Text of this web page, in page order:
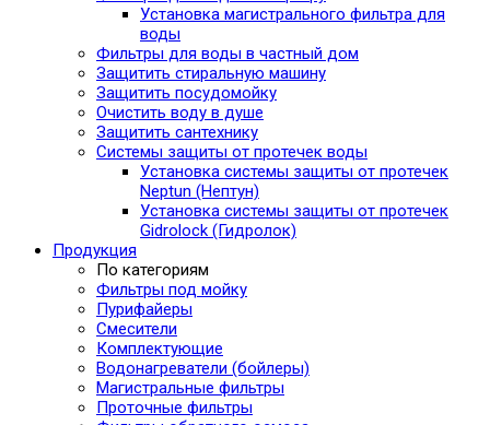
Установка магистрального фильтра для
воды
Фильтры для воды в частный дом
Защитить стиральную машину
Защитить посудомойку
Очистить воду в душе
Защитить сантехнику
Системы защиты от протечек воды
Установка системы защиты от протечек
Neptun (Нептун)
Установка системы защиты от протечек
Gidrolock (Гидролок)
Продукция
По категориям
Фильтры под мойку
Пурифайеры
Смесители
Комплектующие
Водонагреватели (бойлеры)
Магистральные фильтры
Проточные фильтры